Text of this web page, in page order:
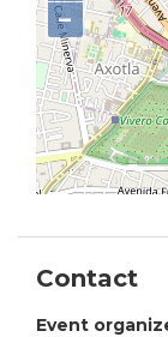
−
Contact
Event